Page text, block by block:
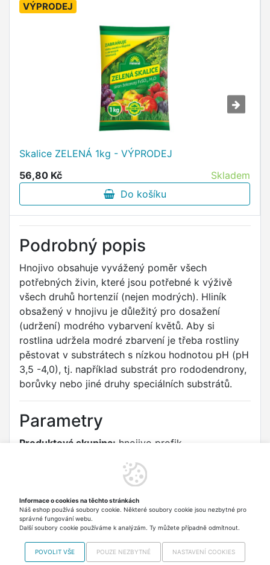
VÝPRODEJ
Skalice ZELENÁ 1kg - VÝPRODEJ
56,80 Kč
Skladem
Do košíku
Podrobný popis
Hnojivo obsahuje vyvážený poměr všech
potřebných živin, které jsou potřebné k výživě
všech druhů hortenzií (nejen modrých). Hliník
obsažený v hnojivu je důležitý pro dosažení
(udržení) modrého vybarvení květů. Aby si
rostlina udržela modré zbarvení je třeba rostliny
pěstovat v substrátech s nízkou hodnotou pH (pH
3,5 -4,0), tj. například substrát pro rododendrony,
borůvky nebo jiné druhy speciálních substrátů.
Parametry
Produktová skupina: hnojivo profik
500 ml
Určení:modré hortenzie
Copyright © 2012-2026 VISO TRADE s.r.o.,
Informace o cookies na těchto stránkách
Náš eshop používá soubory cookie. Některé soubory cookie jsou nezbytné pro
správné fungování webu.
Další soubory cookie používáme k analýzám. Ty můžete případně odmítnout.
POVOLIT VŠE POUZE NEZBYTNÉ NASTAVENÍ COOKIES